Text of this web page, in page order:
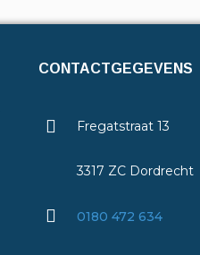
CONTACTGEGEVENS
Fregatstraat 13
3317 ZC Dordrecht
0180 472 634